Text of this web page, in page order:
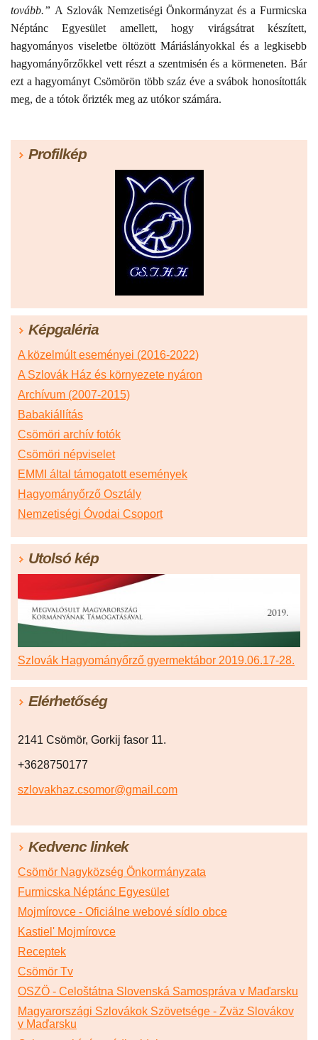
tovább.” A Szlovák Nemzetiségi Önkormányzat és a Furmicska
Néptánc Egyesület amellett, hogy virágsátrat készített,
hagyományos viseletbe öltözött Máriáslányokkal és a legkisebb
hagyományőrzőkkel vett részt a szentmisén és a körmeneten. Bár
ezt a hagyományt Csömörön több száz éve a svábok honosították
meg, de a tótok őrizték meg az utókor számára.
Profilkép
Képgaléria
A közelmúlt eseményei (2016-2022)
A Szlovák Ház és környezete nyáron
Archívum (2007-2015)
Babakiállítás
Csömöri archív fotók
Csömöri népviselet
EMMI által támogatott események
Hagyományőrző Osztály
Nemzetiségi Óvodai Csoport
Utolsó kép
Szlovák Hagyományőrző gyermektábor 2019.06.17-28.
Elérhetőség
2141 Csömör, Gorkij fasor 11.
+3628750177
szlovakhaz.csomor@gmail.com
Kedvenc linkek
Csömör Nagyközség Önkormányzata
Furmicska Néptánc Egyesület
Mojmírovce - Oficiálne webové sídlo obce
Kastiel' Mojmírovce
Receptek
Csömör Tv
OSZÖ - Celoštátna Slovenská Samospráva v Maďarsku
Magyarországi Szlovákok Szövetsége - Zväz Slovákov
v Maďarsku